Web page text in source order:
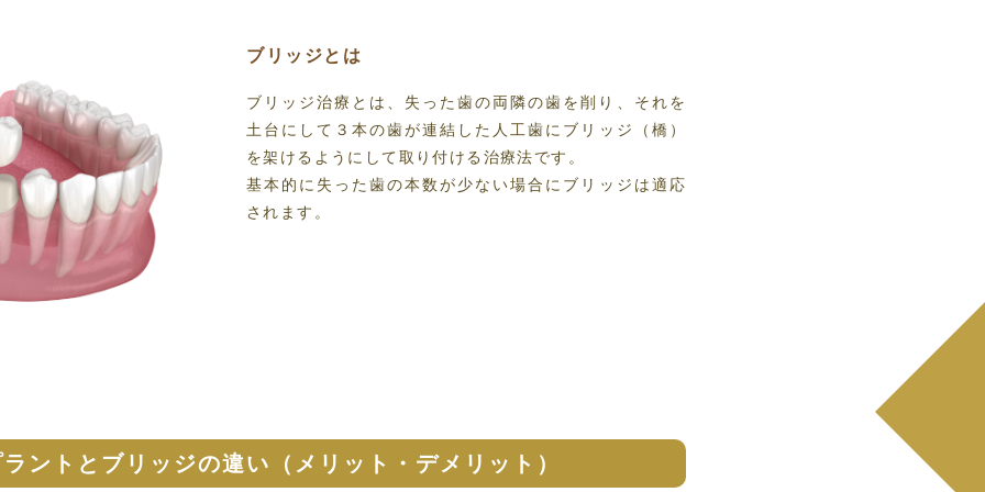
ブリッジとは
ブリッジ治療とは、失った歯の両隣の歯を削り、 それを
土台にして３本の歯が連結した人工歯に ブリッジ（橋）
を架けるようにして取り付ける治療法です。
基本的に失った歯の本数が少ない場合に ブリッジは適応
されます。
ントとブリッジの違い （メリット・デメリット）